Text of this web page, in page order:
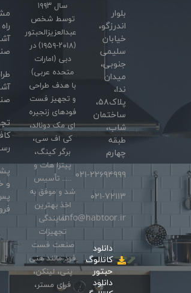
بلوار
اندرزگو،
خیابان
سلیمی
جنوبی،
میدان
ندا،
پلاک۵۸،
ساختمان
شاب،
طبقه
چهارم
۰۲۱-۲۲۶۹۴۹۹۹
۰۲۱-۷۲۱۱۳
info@habtoor.ir
دانلود
کاتالوگ
حبتور
دانلود
سال ۱۹۹۳
توسط شخص
عبدالعزیزالحبتور
(۲۰۱۸-۱۹۵۹) در
دبی (امارات
متحده عربی)
با هدف طراحی
و تجهیز فست
فودهای زنجیره
ای مک دونالد،
کی اف سی،
برگر کینگ،
پیتزا هات و
….. تأسیس
شد و موفق به
اخذ بهترین
نمایندگی
تجهیزات
صنعت فست
فود مانند هنی
پنی، لینکن،
فرای مستر،
و